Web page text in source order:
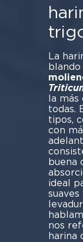
La
la más
todas.
tipos,
con
buena
ideal
nos
harina